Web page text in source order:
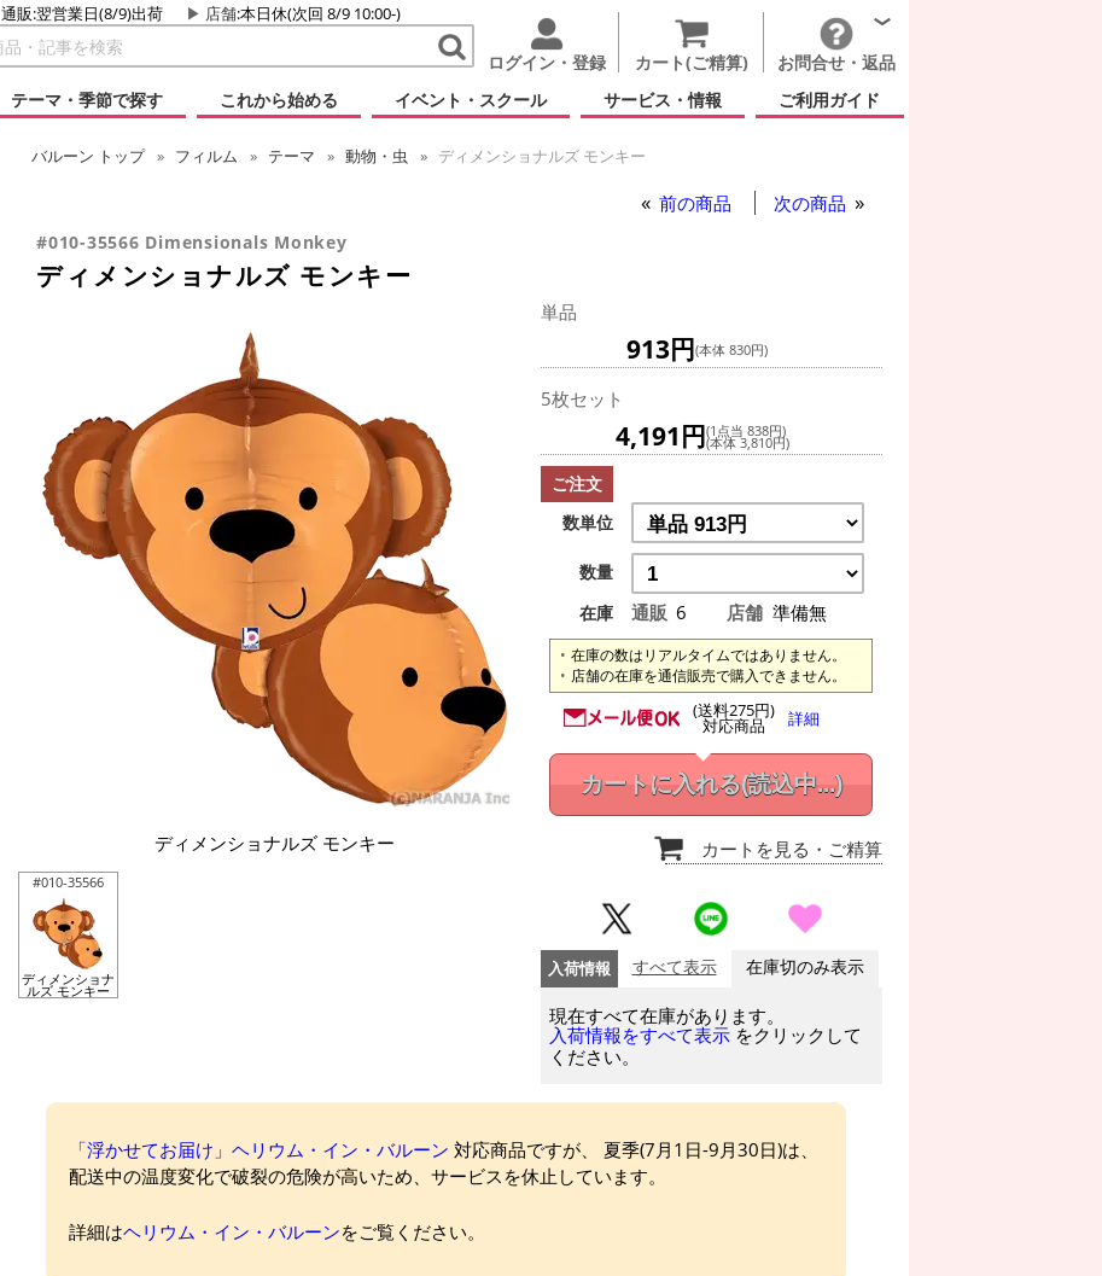
通販:翌営業日(8/9)出荷 店舗:本日休(次回 8/9 10:00-)
ログイン・登録 カート(ご精算)
お問合せ・返品
テーマ・季節で探す
これから始める イベント・スクール サービス・情報 ご利用ガイド
バルーン トップ フィルム テーマ 動物・虫 ディメンショナルズ モンキー
前の商品 次の商品
#010-35566 Dimensionals Monkey
ディメンショナルズ モンキー
ディメンショナルズ モンキー
#010-35566
ディメンショナ
ルズ モンキー
単品
913円(本体 830円)
5枚セット
4,191円(1点当 838円)
(本体 3,810円)
ご注文
数単位
数量
在庫
通販 6 店舗 準備無
在庫の数はリアルタイムではありません。
店舗の在庫を通信販売で購入できません。
(送料275円)
対応商品 詳細
カートに入れる(読込中...)
カートを見る ・ご精算
入荷情報 すべて表示 在庫切のみ表示
現在すべて在庫があります。
入荷情報をすべて表示 をクリックして
ください。
「浮かせてお届け」ヘリウム・イン・バルーン 対応商品ですが、 夏季(7月1日-9月30日)は、
配送中の温度変化で破裂の危険が高いため、サービスを休止しています。
詳細はヘリウム・イン・バルーンをご覧ください。